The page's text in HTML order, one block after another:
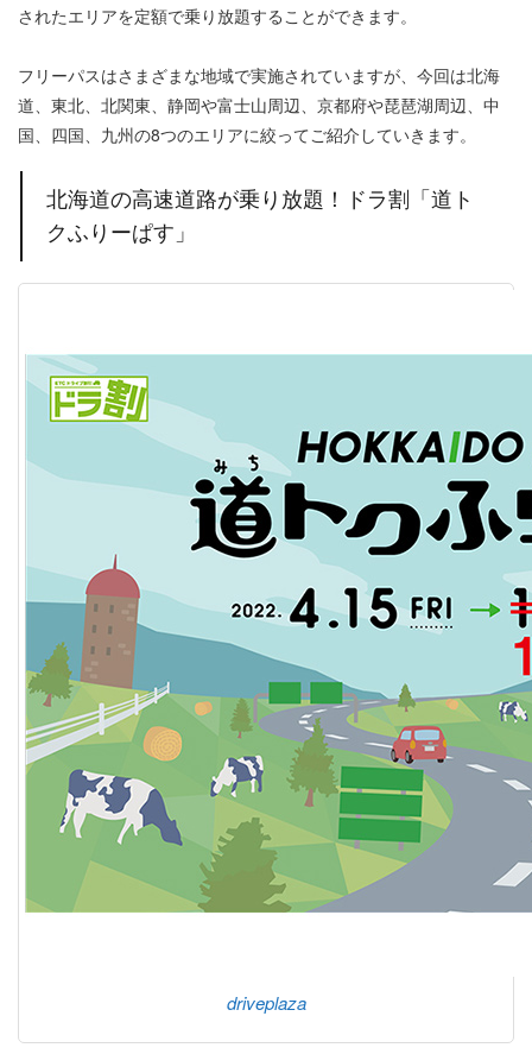
されたエリアを定額で乗り放題することができます。
フリーパスはさまざまな地域で実施されていますが、今回は北海
道、東北、北関東、静岡や富士山周辺、京都府や琵琶湖周辺、中
国、四国、九州の8つのエリアに絞ってご紹介していきます。
北海道の高速道路が乗り放題！ドラ割「道ト
クふりーぱす」
driveplaza